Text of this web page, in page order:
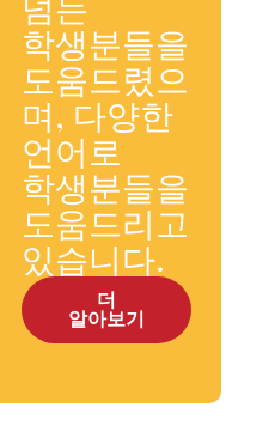
학생분들을
도움드렸으
며, 다양한
언어로
학생분들을
도움드리고
있습니다.
더
알아보기